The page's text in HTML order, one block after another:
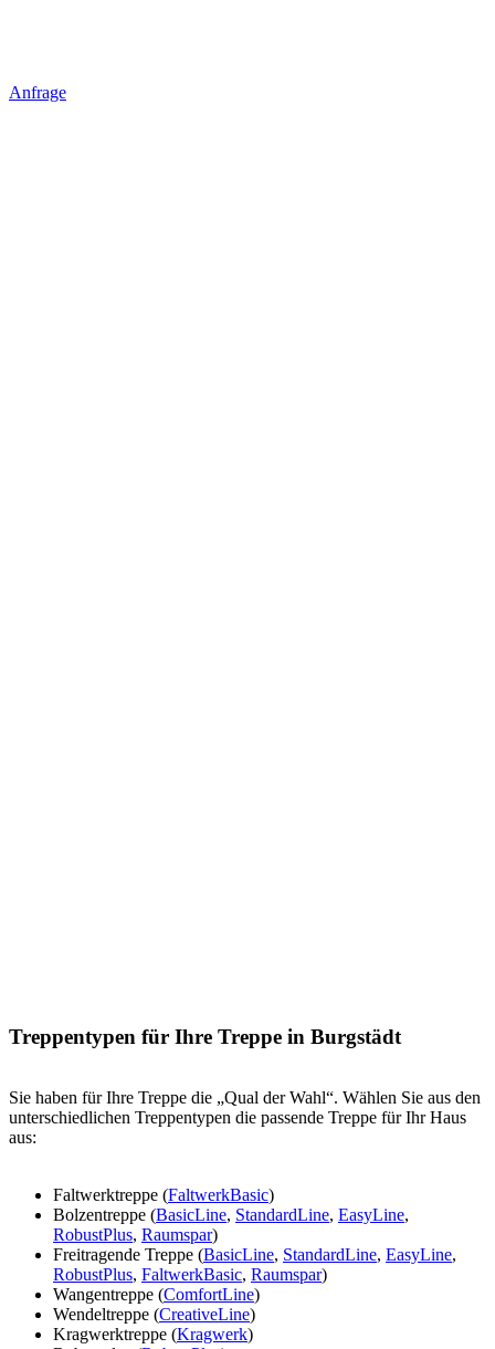
Anfrage
Treppentypen für Ihre Treppe in Burgstädt
Sie haben für Ihre Treppe die „Qual der Wahl“. Wählen Sie aus den
unterschiedlichen Treppentypen die passende Treppe für Ihr Haus
aus:
Faltwerktreppe (FaltwerkBasic)
Bolzentreppe (BasicLine, StandardLine, EasyLine,
RobustPlus, Raumspar)
Freitragende Treppe (BasicLine, StandardLine, EasyLine,
RobustPlus, FaltwerkBasic, Raumspar)
Wangentreppe (ComfortLine)
Wendeltreppe (CreativeLine)
Kragwerktreppe (Kragwerk)